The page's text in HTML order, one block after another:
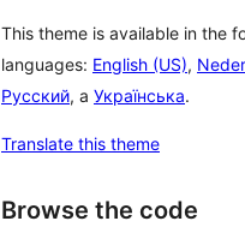
This theme is available in the
languages: English (US),
Русский, a Українська.
Translate this theme
Browse the code